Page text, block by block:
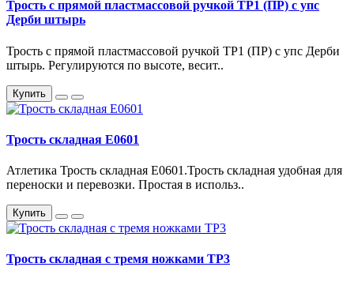
Трость с прямой пластмассовой ручкой ТР1 (ПР) с упс
Дерби штырь
Трость с прямой пластмассовой ручкой ТР1 (ПР) с упс Дерби
штырь. Регулируются по высоте, весит..
Купить
Трость складная Е0601
Атлетика Трость складная Е0601.Трость складная удобная для
переноски и перевозки. Простая в использ..
Купить
Трость складная с тремя ножками ТР3